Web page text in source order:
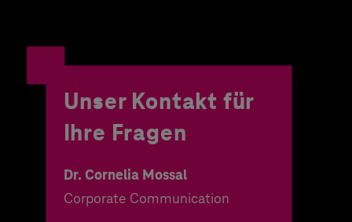
Unser Kontakt für
Ihre Fragen
Dr. Cornelia Mossal
Corporate Communication